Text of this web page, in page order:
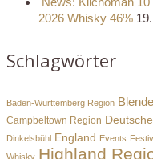
2026 Whisky 46%
Schlagwörter
Baden-Württemberg Region
Campbeltown Region
Dinkelsbühl England Events
Whisky Highland